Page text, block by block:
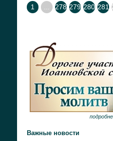
1 278 279 280 281
Важные новости